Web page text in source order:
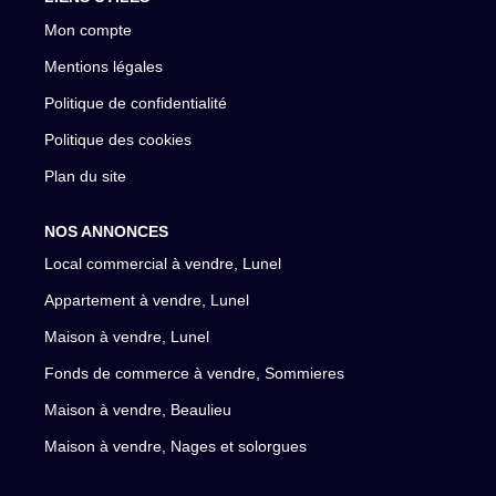
Mon compte
Mentions légales
Politique de confidentialité
Politique des cookies
Plan du site
NOS ANNONCES
Local commercial à vendre, Lunel
Appartement à vendre, Lunel
Maison à vendre, Lunel
Fonds de commerce à vendre, Sommieres
Maison à vendre, Beaulieu
Maison à vendre, Nages et solorgues